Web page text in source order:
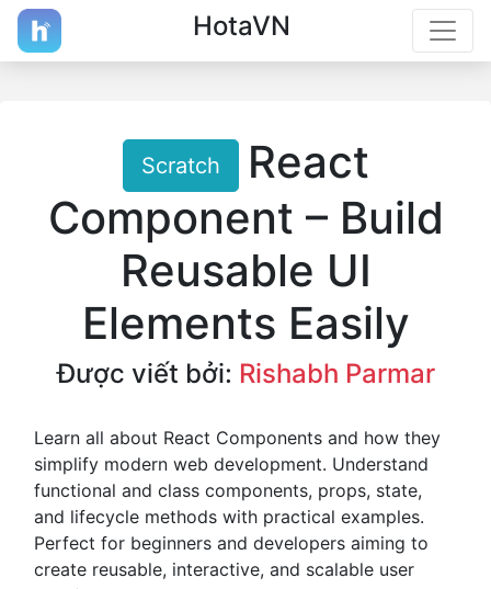
HotaVN
Scratch
React
Component – Build
Reusable UI
Elements Easily
Được viết bởi: Rishabh Parmar
Learn all about React Components and how they
simplify modern web development. Understand
functional and class components, props, state,
and lifecycle methods with practical examples.
Perfect for beginners and developers aiming to
create reusable, interactive, and scalable user